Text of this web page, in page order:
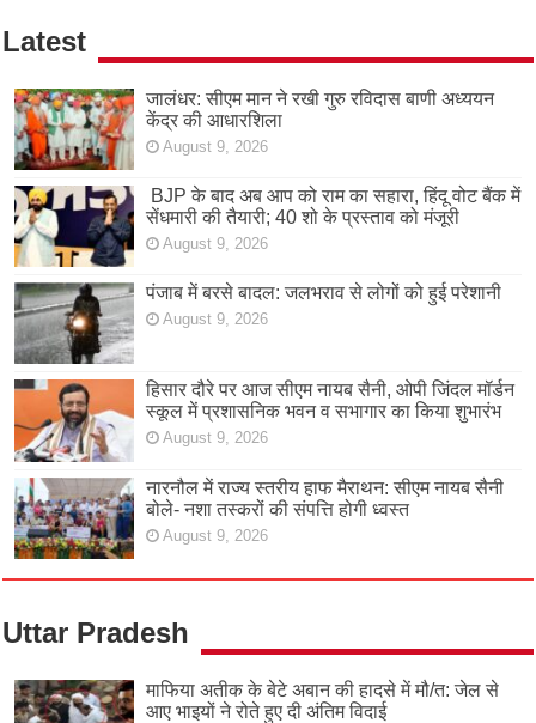
Latest
जालंधर: सीएम मान ने रखी गुरु रविदास बाणी अध्ययन
केंद्र की आधारशिला
August 9, 2026
BJP के बाद अब आप को राम का सहारा, हिंदू वोट बैंक में
सेंधमारी की तैयारी; 40 शो के प्रस्ताव को मंजूरी
August 9, 2026
पंजाब में बरसे बादल: जलभराव से लोगों को हुई परेशानी
August 9, 2026
हिसार दौरे पर आज सीएम नायब सैनी, ओपी जिंदल मॉर्डन
स्कूल में प्रशासनिक भवन व सभागार का किया शुभारंभ
August 9, 2026
नारनौल में राज्य स्तरीय हाफ मैराथन: सीएम नायब सैनी
बोले- नशा तस्करों की संपत्ति होगी ध्वस्त
August 9, 2026
Uttar Pradesh
माफिया अतीक के बेटे अबान की हादसे में मौ/त: जेल से
आए भाइयों ने रोते हुए दी अंतिम विदाई